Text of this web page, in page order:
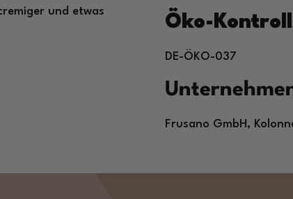
und etwas
Öko-
DE-ÖKO-037
Frusano GmbH,